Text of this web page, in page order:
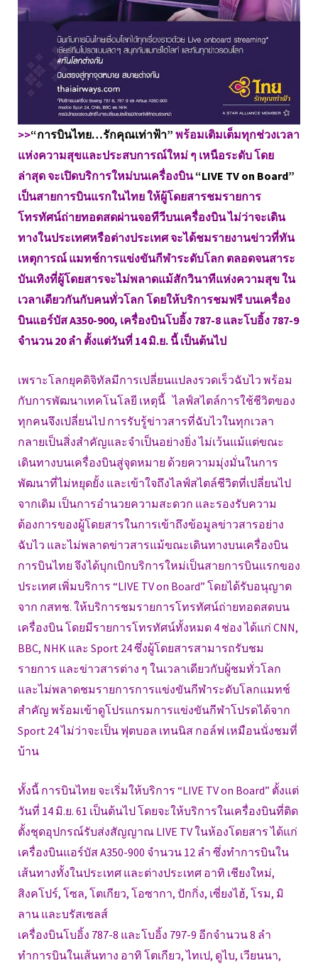
>>“การบินไทย…รักคุณเท่าฟ้า” พร้อมเติมเต็มทุกช่วงเวลา
แห่งความสุขและประสบการณ์ใหม่ ๆ เหนือระดับ โดย
ล่าสุด จะเปิดบริการใหม่บนเครื่องบิน“LIVE TV on Board”
เป็นสายการบินแรกในไทย ให้ผู้โดยสารชมรายการ
โทรทัศน์ถ่ายทอดสดผ่านจอทีวีบนเครื่องบิน ไม่ว่าจะเดิน
ทางในประเทศหรือต่างประเทศ จะได้ชมรายงานข่าวที่ทัน
เหตุการณ์ แมทช์การแข่งขันกีฬาระดับโลก ตลอดจนสาระ
บันเทิงที่ผู้โดยสารจะไม่พลาดแม้สักวินาทีแห่งความสุข ใน
เวลาเดียวกันกับคนทั่วโลก โดยให้บริการชมฟรี บนเครื่อง
บินแอร์บัส A350-900, เครื่องบินโบอิ้ง 787-8 และโบอิ้ง 787-9
จำนวน 20 ลำ ตั้งแต่วันที่ 14 มิ.ย. นี้ เป็นต้นไป
เพราะโลกยุคดิจิทัลมีการเปลี่ยนแปลงรวดเร็วฉับไว พร้อม
กับการพัฒนาเทคโนโลยี เหตุนี้ ไลฟ์สไตล์การใช้ชีวิตของ
ทุกคนจึงเปลี่ยนไป การรับรู้ข่าวสารที่ฉับไวในทุกเวลา
กลายเป็นสิ่งสำคัญและจำเป็นอย่างยิ่ง ไม่เว้นแม้แต่ขณะ
เดินทางบนเครื่องบินสู่จุดหมาย ด้วยความมุ่งมั่นในการ
พัฒนาที่ไม่หยุดยั้ง และเข้าใจถึงไลฟ์สไตล์ชีวิตที่เปลี่ยนไป
จากเดิม เป็นการอำนวยความสะดวก และรองรับความ
ต้องการของผู้โดยสารในการเข้าถึงข้อมูลข่าวสารอย่าง
ฉับไว และไม่พลาดข่าวสารแม้ขณะเดินทางบนเครื่องบิน
การบินไทย จึงได้บุกเบิกบริการใหม่เป็นสายการบินแรกของ
ประเทศ เพิ่มบริการ “LIVE TV on Board” โดยได้รับอนุญาต
จาก กสทช. ให้บริการชมรายการโทรทัศน์ถ่ายทอดสดบน
เครื่องบิน โดยมีรายการโทรทัศน์ทั้งหมด 4 ช่อง ได้แก่ CNN,
BBC, NHK และ Sport 24 ซึ่งผู้โดยสารสามารถรับชม
รายการ และข่าวสารต่าง ๆ ในเวลาเดียวกับผู้ชมทั่วโลก
และไม่พลาดชมรายการการแข่งขันกีฬาระดับโลกแมทช์
สำคัญ พร้อมเข้าดูโปรแกรมการแข่งขันกีฬาโปรดได้จาก
Sport 24 ไม่ว่าจะเป็น ฟุตบอล เทนนิส กอล์ฟ เหมือนนั่งชมที่
บ้าน
ทั้งนี้ การบินไทย จะเริ่มให้บริการ “LIVE TV on Board” ตั้งแต่
วันที่ 14 มิ.ย. 61 เป็นต้นไป โดยจะให้บริการในเครื่องบินที่ติด
ตั้งชุดอุปกรณ์รับส่งสัญญาณ LIVE TV ในห้องโดยสาร ได้แก่
เครื่องบินแอร์บัส A350-900 จำนวน 12 ลำ ซึ่งทำการบินใน
เส้นทางทั้งในประเทศ และต่างประเทศ อาทิ เชียงใหม่,
สิงคโปร์, โซล, โตเกียว, โอซากา, ปักกิ่ง, เซี่ยงไฮ้, โรม, มิ
ลาน และบรัสเซลส์
เครื่องบินโบอิ้ง 787-8 และโบอิ้ง 797-9 อีกจำนวน 8 ลำ
ทำการบินในเส้นทาง อาทิ โตเกียว, ไทเป, ดูไบ, เวียนนา,